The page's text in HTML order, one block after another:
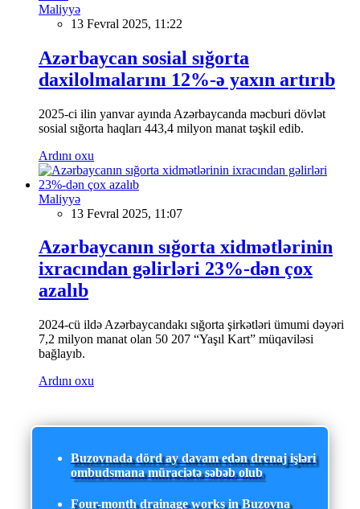
Maliyyə
13 Fevral 2025, 11:22
Azərbaycan sosial sığorta
daxilolmalarını 12%-ə yaxın artırıb
2025-ci ilin yanvar ayında Azərbaycanda məcburi dövlət
sosial sığorta haqları 443,4 milyon manat təşkil edib.
Ardını oxu
Maliyyə
13 Fevral 2025, 11:07
Azərbaycanın sığorta xidmətlərinin
ixracından gəlirləri 23%-dən çox
azalıb
2024-cü ildə Azərbaycandakı sığorta şirkətləri ümumi dəyəri
7,2 milyon manat olan 50 207 “Yaşıl Kart” müqaviləsi
bağlayıb.
Ardını oxu
Buzovnada dörd ay davam edən drenaj işləri
ombudsmana müraciətə səbəb olub
Four-month drainage works in Buzovna